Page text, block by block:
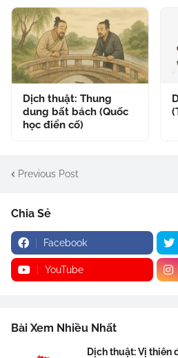
Dịch thuật: Thung
dung bất bách (Quốc
học điển cố)
Previous Post
Chia Sẻ
Facebook
YouTube
Bài Xem Nhiều Nhất
Dịch thuật: Vị thiên